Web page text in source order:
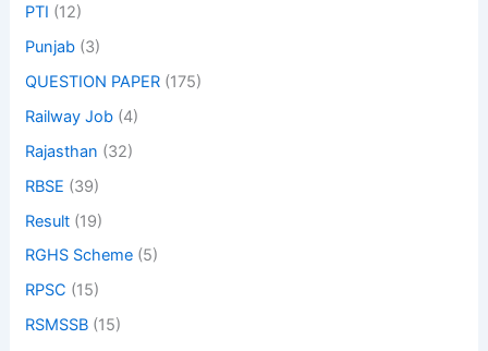
PTI (12)
Punjab (3)
QUESTION PAPER (175)
Railway Job (4)
Rajasthan (32)
RBSE (39)
Result (19)
RGHS Scheme (5)
RPSC (15)
RSMSSB (15)